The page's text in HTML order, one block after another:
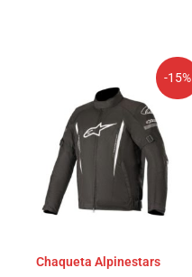
-15%
Chaqueta Alpinestars
precio
original
era:
274,95€.
precio
actual
233,71€.